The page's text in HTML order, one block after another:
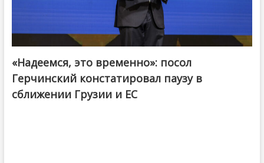
«Надеемся, это временно»: посол
Герчинский констатировал паузу в
сближении Грузии и ЕС